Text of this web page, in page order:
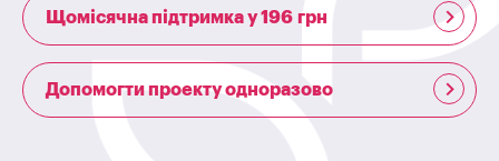
Щомісячна підтримка у 196 грн
Допомогти проекту одноразово